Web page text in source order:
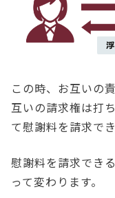
この時、お互いの
互いの請求権は打
て慰謝料を請求で
慰謝料を請求でき
って変わります。